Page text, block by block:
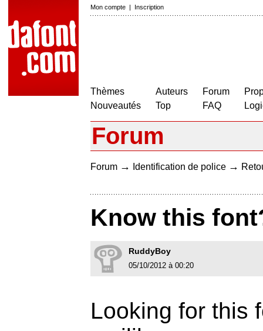
Mon compte | Inscription
Thèmes
Nouveautés
Auteurs
Top
Forum
FAQ
Forum
Forum → Identification de police →
Know this
RuddyBoy
05/10/2012 à 00:20
Looking for this